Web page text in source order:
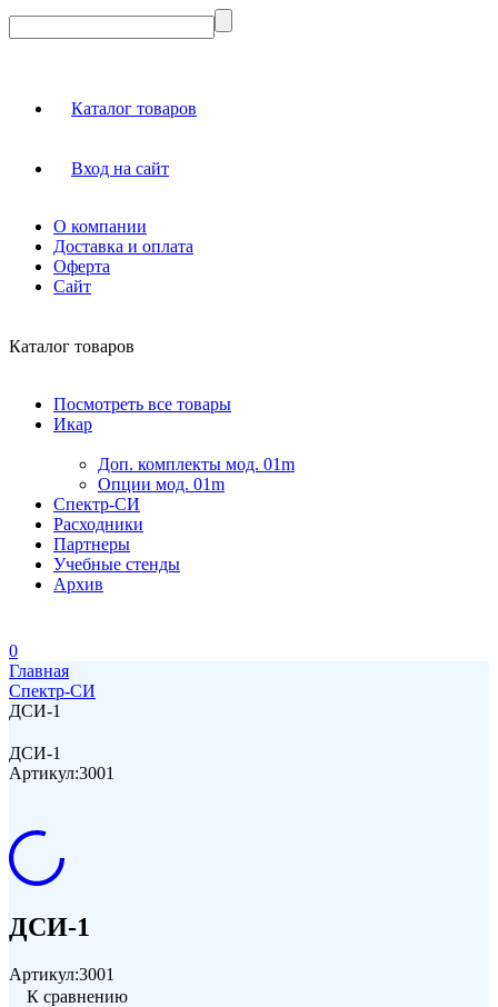
Каталог товаров
Вход на сайт
О компании
Доставка и оплата
Оферта
Сайт
Каталог товаров
Посмотреть все товары
Икар
Доп. комплекты мод. 01m
Опции мод. 01m
Спектр-СИ
Расходники
Партнеры
Учебные стенды
Архив
0
Главная
Спектр-СИ
ДСИ-1
ДСИ-1
Артикул:3001
ДСИ-1
Артикул:3001
К сравнению